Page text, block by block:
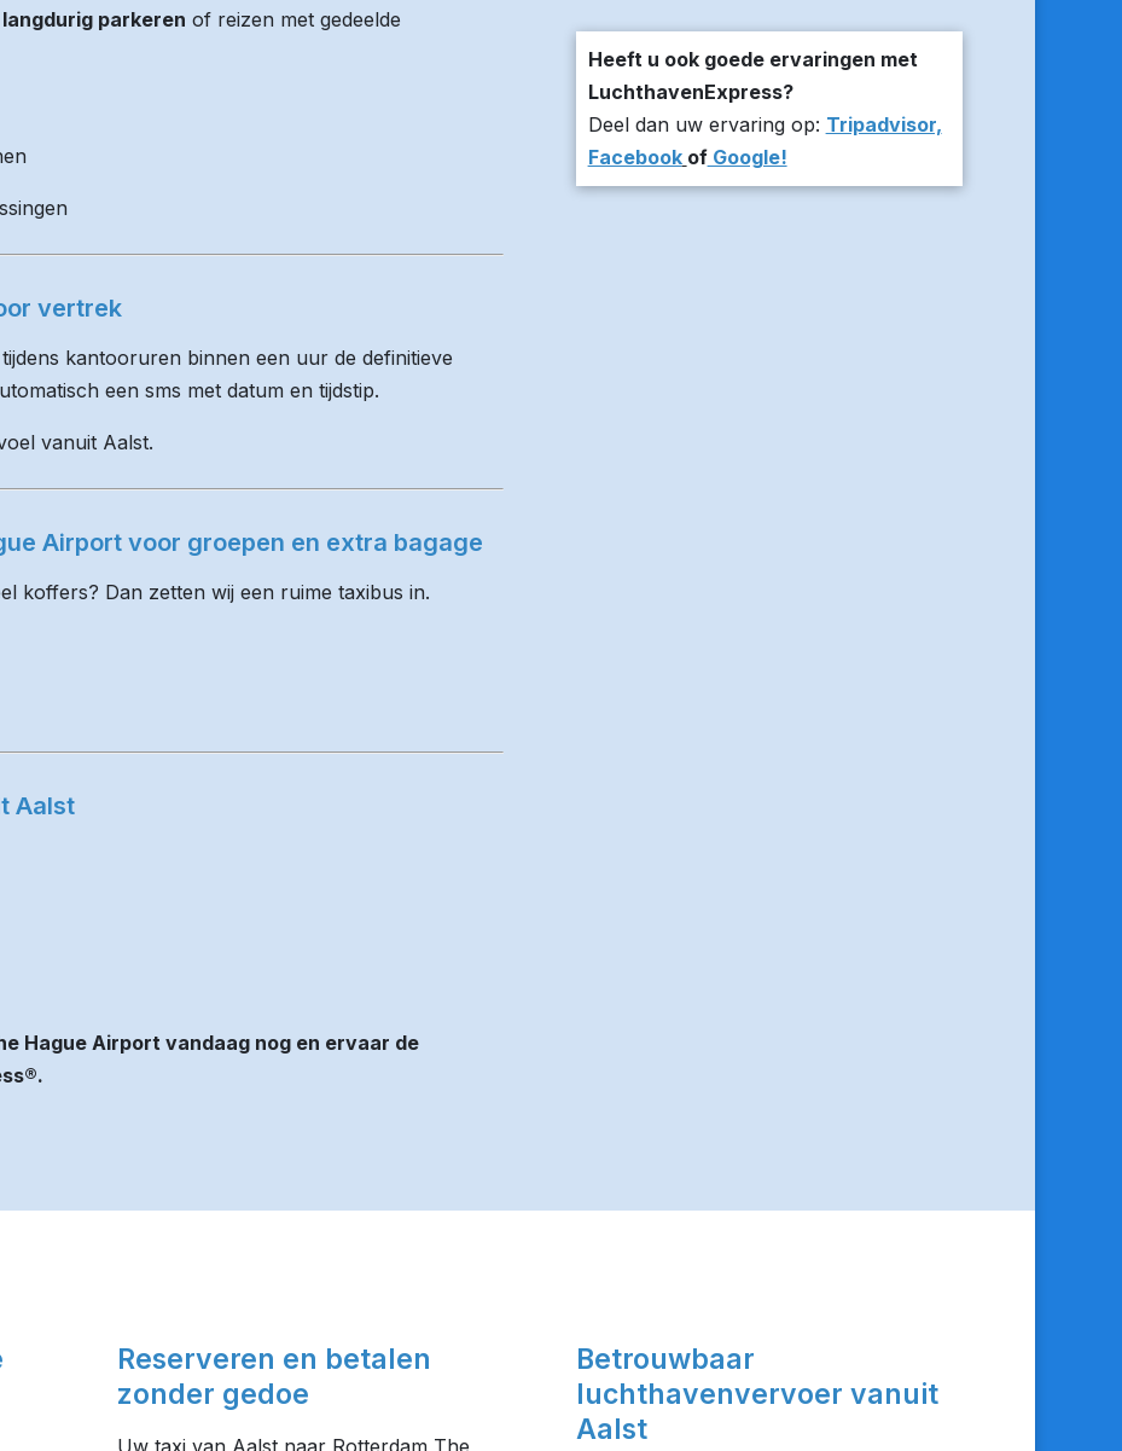
parkeren of reizen met gedeelde
vertrek
kantooruren binnen een uur de definitieve
een sms met datum en tijdstip.
vanuit Aalst.
Airport voor groepen en extra bagage
koffers? Dan zetten wij een ruime taxibus in.
Aalst
Hague Airport vandaag nog en ervaar de
Heeft u ook goede ervaringen met
LuchthavenExpress?
Deel dan uw ervaring op: Tripadvisor,
Facebook ofGoogle!
Reserveren en betalen
zonder gedoe
Uw taxi van Aalst naar Rotterdam The
Betrouwbaar
luchthavenvervoer vanuit
Aalst